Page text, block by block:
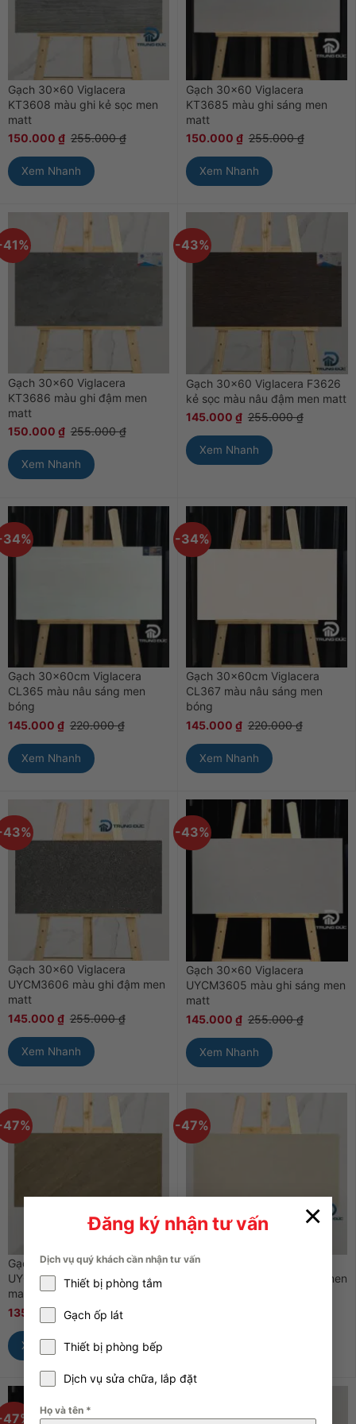
Đăng ký nhận tư vấn
Dịch vụ quý khách cần nhận tư vấn
Thiết bị phòng tắm
Gạch ốp lát
Thiết bị phòng bếp
Dịch vụ sửa chữa, lắp đặt
Họ và tên *
×
Gạch 30×60 Viglacera
KT3608 màu ghi kẻ sọc men
matt
150.000 ₫ 255.000₫
Xem Nhanh
Gạch 30×60 Viglacera
KT3685 màu ghi sáng men
matt
150.000 ₫ 255.000₫
Xem Nhanh
Gạch 30×60 Viglacera
KT3686 màu ghi đậm men
matt
150.000 ₫ 255.000₫
Xem Nhanh
-43%
Gạch 30×60 Viglacera F3626
kẻ sọc màu nâu đậm men matt
145.000 ₫ 255.000₫
Xem Nhanh
Gạch 30x60cm Viglacera
CL365 màu nâu sáng men
bóng
145.000 ₫ 220.000₫
Xem Nhanh
-34%
Gạch 30x60cm Viglacera
CL367 màu nâu sáng men
bóng
145.000 ₫ 220.000₫
Xem Nhanh
Gạch 30×60 Viglacera
UYCM3606 màu ghi đậm men
matt
145.000 ₫ 255.000₫
Xem Nhanh
-43%
Gạch 30×60 Viglacera
UYCM3605 màu ghi sáng men
matt
145.000 ₫ 255.000₫
Xem Nhanh
Gạch 30×60 Viglacera
UYCM3602 màu nâu đậm men
matt
135.000 ₫ 255.000₫
Xem Nhanh
-47%
Gạch 30×60 Viglacera
UYCM3601 màu nâu sáng men
-47%